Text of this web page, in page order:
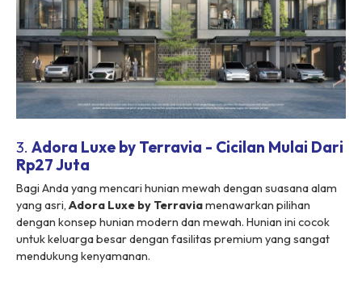
3. Adora Luxe by Terravia - Cicilan Mulai Dari
Rp27 Juta
Bagi Anda yang mencari hunian mewah dengan suasana alam
yang asri, Adora Luxe by Terraviamenawarkan pilihan
dengan konsep hunian modern dan mewah. Hunian ini cocok
untuk keluarga besar dengan fasilitas premium yang sangat
mendukung kenyamanan.